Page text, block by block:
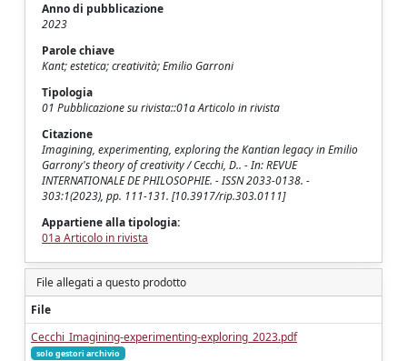
Anno di pubblicazione
2023
Parole chiave
Kant; estetica; creatività; Emilio Garroni
Tipologia
01 Pubblicazione su rivista::01a Articolo in rivista
Citazione
Imagining, experimenting, exploring the Kantian legacy in Emilio
Garrony's theory of creativity / Cecchi, D.. - In: REVUE
INTERNATIONALE DE PHILOSOPHIE. - ISSN 2033-0138. -
303:1(2023), pp. 111-131. [10.3917/rip.303.0111]
Appartiene alla tipologia:
01a Articolo in rivista
File allegati a questo prodotto
File
Cecchi_Imagining-experimenting-exploring_2023.pdf
solo gestori archivio